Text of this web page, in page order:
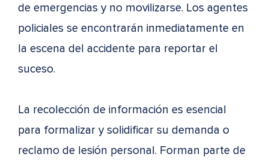
de emergencias y no movilizarse. Los agentes
policiales se encontrarán inmediatamente en
la escena del accidente para reportar el
suceso.
La recolección de información es esencial
para formalizar y solidificar su demanda o
reclamo de lesión personal. Forman parte de